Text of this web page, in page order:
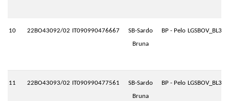
10 22BO43092/02 IT090990476667
SB-Sardo
Bruna
BP - Pelo LGSBOV_BL3.P
11 22BO43093/02 IT090990477561
SB-Sardo
Bruna
BP - Pelo LGSBOV_BL3.P